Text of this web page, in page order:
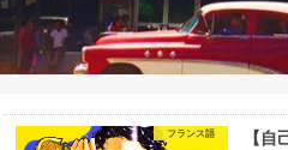
フランス語
【